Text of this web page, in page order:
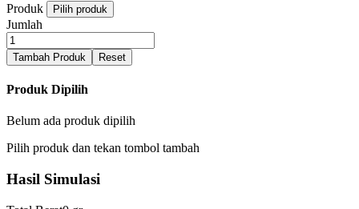
Produk Pilih produk
Jumlah
Tambah Produk Reset
Produk Dipilih
Belum ada produk dipilih
Pilih produk dan tekan tombol tambah
Hasil Simulasi